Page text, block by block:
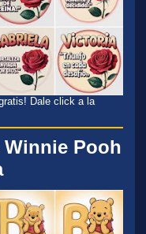
Dale click a la
Winnie Pooh